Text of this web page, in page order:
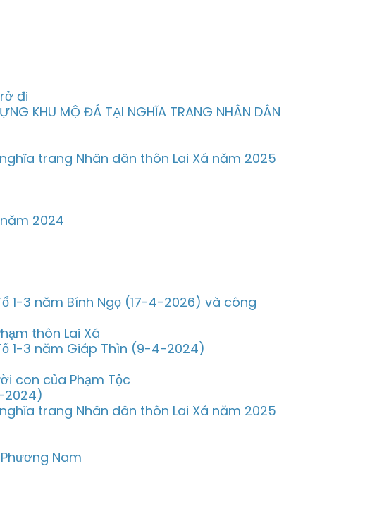
đi
KHU MỘ ĐÁ TẠI NGHĨA TRANG NHÂN DÂN
trang Nhân dân thôn Lai Xá năm 2025
năm 2024
1-3 năm Bính Ngọ (17-4-2026) và công
thôn Lai Xá
1-3 năm Giáp Thìn (9-4-2024)
con của Phạm Tộc
2024)
trang Nhân dân thôn Lai Xá năm 2025
Nam